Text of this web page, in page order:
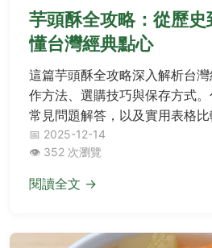
芋頭酥全攻略：從歷
懂台灣經典點心
這篇芋頭酥全攻略深入解析台
作方法、選購技巧與保存方式。
常見問題解答，以及實用表格
專家。無論是自用或送禮，都能
資訊。
📅 2025-12-14
👁️ 352 次瀏覽
閱讀全文 →